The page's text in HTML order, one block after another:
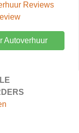
Reviews
Autoverhuur